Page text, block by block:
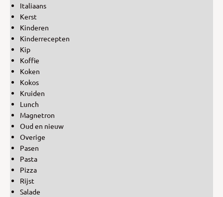
Italiaans
Kerst
Kinderen
Kinderrecepten
Kip
Koffie
Koken
Kokos
Kruiden
Lunch
Magnetron
Oud en nieuw
Overige
Pasen
Pasta
Pizza
Rijst
Salade